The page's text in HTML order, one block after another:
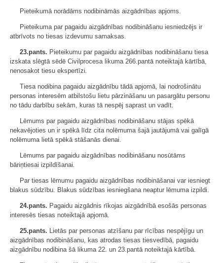
Pieteikumā norādāms nodibināmās aizgādnības apjoms.
Pieteikuma par pagaidu aizgādnības nodibināšanu iesniedzējs ir
atbrīvots no tiesas izdevumu samaksas.
23.pants. Pieteikumu par pagaidu aizgādnības nodibināšanu tiesa
izskata slēgtā sēdē Civilprocesa likuma 266.pantā noteiktajā kārtībā,
nenosakot tiesu ekspertīzi.
Tiesa nodibina pagaidu aizgādnību tādā apjomā, lai nodrošinātu
personas interesēm atbilstošu lietu pārzināšanu un pasargātu personu
no tādu darbību sekām, kuras tā nespēj saprast un vadīt.
Lēmums par pagaidu aizgādnības nodibināšanu stājas spēkā
nekavējoties un ir spēkā līdz cita nolēmuma šajā jautājumā vai galīgā
nolēmuma lietā spēkā stāšanās dienai.
Lēmums par pagaidu aizgādnības nodibināšanu nosūtāms
bāriņtiesai izpildīšanai.
Par tiesas lēmumu pagaidu aizgādnības nodibināšanai var iesniegt
blakus sūdzību. Blakus sūdzības iesniegšana neaptur lēmuma izpildi.
24.pants. Pagaidu aizgādnis rīkojas aizgādnībā esošās personas
interesēs tiesas noteiktajā apjomā.
25.pants. Lietās par personas atzīšanu par rīcības nespējīgu un
aizgādnības nodibināšanu, kas atrodas tiesas tiesvedībā, pagaidu
aizgādnību nodibina šā likuma 22. un 23.pantā noteiktajā kārtībā.